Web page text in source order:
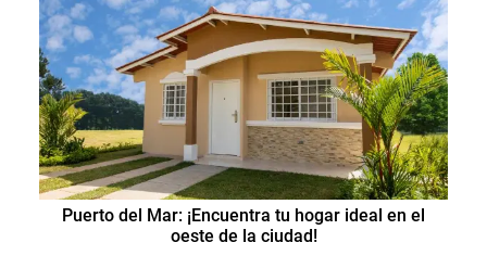
Puerto del Mar: ¡Encuentra tu hogar ideal en el
oeste de la ciudad!